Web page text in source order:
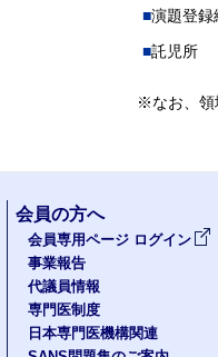
演題登録
託児所
※なお、領
会員の方へ
会員専用ページ ログイン
事業報告
代議員情報
専門医制度
日本専門医機構関連